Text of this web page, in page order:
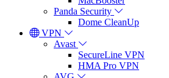
Panda Security
Dome CleanUp
VPN
Avast
SecureLine VPN
HMA Pro VPN